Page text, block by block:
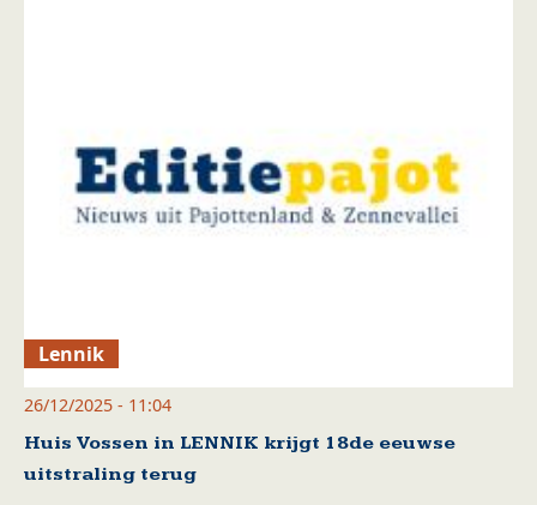
Lennik
26/12/2025 - 11:04
Huis Vossen in LENNIK krijgt 18de eeuwse
uitstraling terug